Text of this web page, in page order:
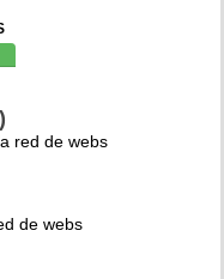
red de webs
de webs